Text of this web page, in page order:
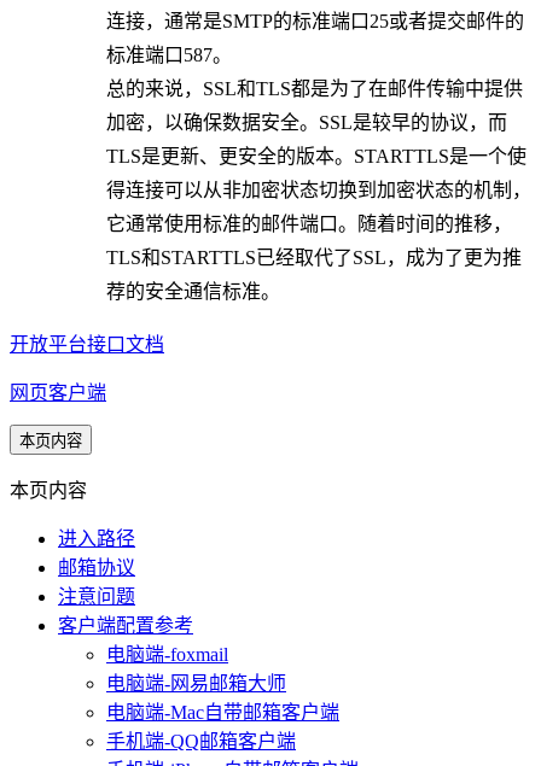
连接，通常是SMTP的标准端口25或者提交邮件的
标准端口587。
总的来说，SSL和TLS都是为了在邮件传输中提供
加密，以确保数据安全。SSL是较早的协议，而
TLS是更新、更安全的版本。STARTTLS是一个使
得连接可以从非加密状态切换到加密状态的机制，
它通常使用标准的邮件端口。随着时间的推移，
TLS和STARTTLS已经取代了SSL，成为了更为推
荐的安全通信标准。
开放平台接口文档
网页客户端
本页内容
本页内容
进入路径
邮箱协议
注意问题
客户端配置参考
电脑端-foxmail
电脑端-网易邮箱大师
电脑端-Mac自带邮箱客户端
手机端-QQ邮箱客户端